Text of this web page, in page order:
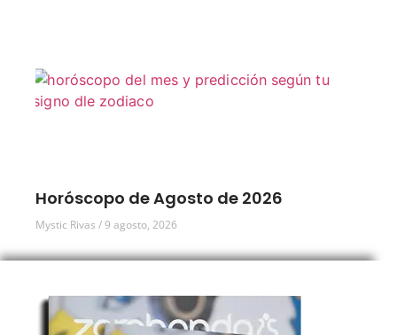
Horóscopo de Agosto de 2026
Mystic Rivas 9 agosto, 2026